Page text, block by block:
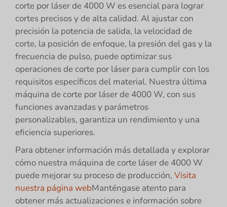
corte por láser de 4000 W es esencial para lograr
cortes precisos y de alta calidad. Al ajustar con
precisión la potencia de salida, la velocidad de
corte, la posición de enfoque, la presión del gas y la
frecuencia de pulso, puede optimizar sus
operaciones de corte por láser para cumplir con los
requisitos específicos del material. Nuestra última
máquina de corte por láser de 4000 W, con sus
funciones avanzadas y parámetros
personalizables, garantiza un rendimiento y una
eficiencia superiores.
Para obtener información más detallada y explorar
cómo nuestra máquina de corte láser de 4000 W
puede mejorar su proceso de producción, Visita
nuestra página webManténgase atento para
obtener más actualizaciones e información sobre